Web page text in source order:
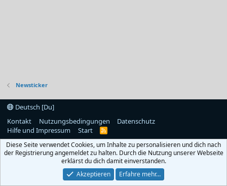
Newsticker
Deutsch [Du]
Kontakt
Nutzungsbedingungen
Datenschutz
Hilfe und Impressum
Start
R
S
Diese Seite verwendet Cookies, um Inhalte zu personalisieren und dich nach
der Registrierung angemeldet zu halten. Durch die Nutzung unserer Webseite
erklärst du dich damit einverstanden.
Akzeptieren
Erfahre mehr…